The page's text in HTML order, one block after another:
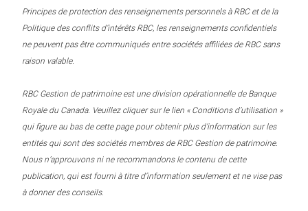
Principes de protection des renseignements personnels à RBC et de la
Politique des conflits d’intérêts RBC, les renseignements confidentiels
ne peuvent pas être communiqués entre sociétés affiliées de RBC sans
raison valable.
RBC Gestion de patrimoine est une division opérationnelle de Banque
Royale du Canada. Veuillez cliquer sur le lien « Conditions d’utilisation »
qui figure au bas de cette page pour obtenir plus d’information sur les
entités qui sont des sociétés membres de RBC Gestion de patrimoine.
Nous n’approuvons ni ne recommandons le contenu de cette
publication, qui est fourni à titre d’information seulement et ne vise pas
à donner des conseils.